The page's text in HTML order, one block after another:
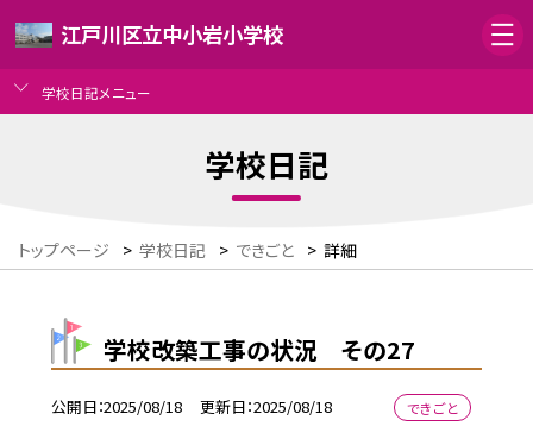
江戸川区立中小岩小学校
学校日記メニュー
学校日記
トップページ > 学校日記 > できごと > 詳細
学校改築工事の状況 その27
公開日 2025/08/18 更新日 2025/08/18 できごと